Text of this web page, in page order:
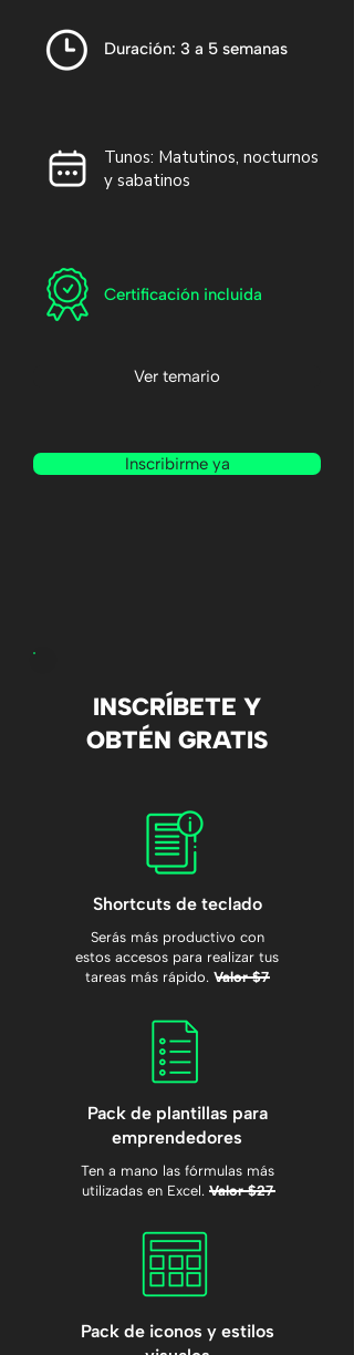
Duración: 3 a 5 semanas
Tunos: Matutinos, nocturnos
y sabatinos
Certificación incluida
Ver temario
Inscribirme ya
INSCRÍBETE Y
OBTÉN GRATIS
Shortcuts de teclado
Serás más productivo con
estos accesos para realizar tus
tareas más rápido. Valor $7
Pack de plantillas para
emprendedores
Ten a mano las fórmulas más
utilizadas en Excel. Valor $27
Pack de iconos y estilos